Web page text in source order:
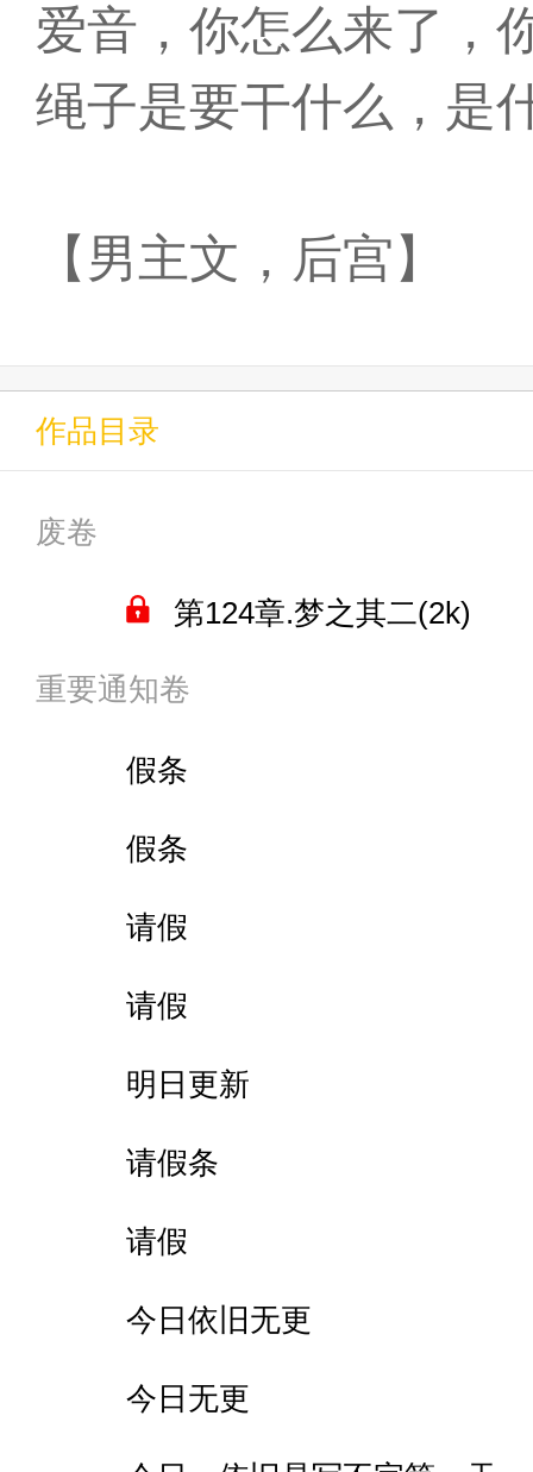
爱音，你怎么来了，
绳子是要干什么，
【男主文，后宫】
作品目录
废卷
第124章.梦之其二(2k)
重要通知卷
假条
假条
请假
请假
明日更新
请假条
请假
今日依旧无更
今日无更